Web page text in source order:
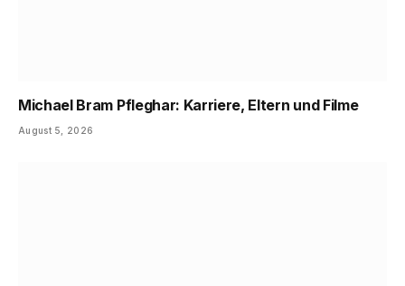
Michael Bram Pfleghar: Karriere, Eltern und Filme
August 5, 2026